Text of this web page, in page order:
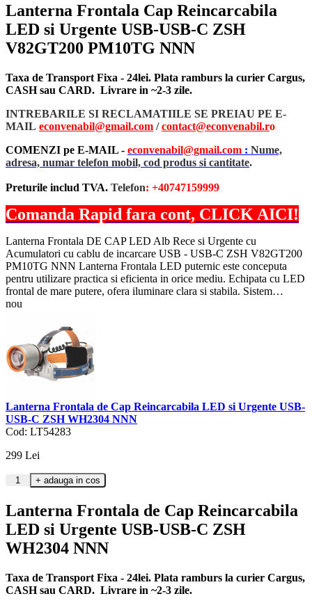
Lanterna Frontala Cap Reincarcabila
LED si Urgente USB-USB-C ZSH
V82GT200 PM10TG NNN
Taxa de Transport Fixa - 24lei. Plata ramburs la curier Cargus,
CASH sau CARD. Livrare in ~2-3 zile.
INTREBARILE SI RECLAMATIILE SE PREIAU PE E-
MAIL econvenabil@gmail.com /contact@econvenabil.ro
COMENZI pe E-MAIL - econvenabil@gmail.com : Nume,
adresa, numar telefon mobil, cod produs si cantitate.
Preturile includ TVA. Telefon: +40747159999
Comanda Rapid fara cont, CLICK AICI!
Lanterna Frontala DE CAP LED Alb Rece si Urgente cu
Acumulatori cu cablu de incarcare USB - USB-C ZSH V82GT200
PM10TG NNN Lanterna Frontala LED puternic este conceputa
pentru utilizare practica si eficienta in orice mediu. Echipata cu LED
frontal de mare putere, ofera iluminare clara si stabila. Sistem…
nou
Lanterna Frontala de Cap Reincarcabila LED si Urgente USB-
USB-C ZSH WH2304 NNN
Cod: LT54283
299 Lei
Lanterna Frontala de Cap Reincarcabila
LED si Urgente USB-USB-C ZSH
WH2304 NNN
Taxa de Transport Fixa - 24lei. Plata ramburs la curier Cargus,
CASH sau CARD. Livrare in ~2-3 zile.